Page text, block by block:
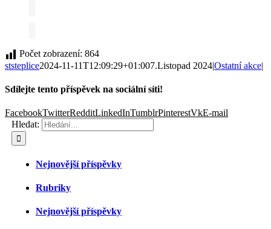
Počet zobrazení: 864
ststeplice2024-11-11T12:09:29+01:007.Listopad 2024|Ostatní akce|
Sdílejte tento příspěvek na sociální síti!
FacebookTwitterRedditLinkedInTumblrPinterestVkE-mail
Hledat:
Nejnovější příspěvky
Rubriky
Nejnovější příspěvky